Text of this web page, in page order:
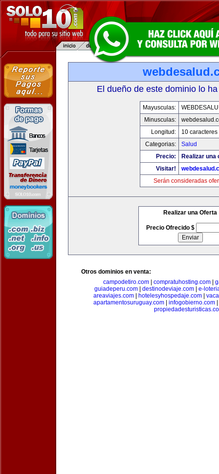
El dueño de este dominio lo
Mayusculas:
Minusculas:
Longitud:
10 caracteres
Categorias:
Salud
Precio:
Realizar una
Visitar!
Serán consideradas
Realizar una Oferta
Precio Ofrecido $
Otros dominios en venta:
campodetiro.com
compratuhosting.com
guiadeperu.com
destinodeviaje.com
e-
areaviajes.com
hotelesyhospedaje.com
apartamentosuruguay.com
infogobierno.com